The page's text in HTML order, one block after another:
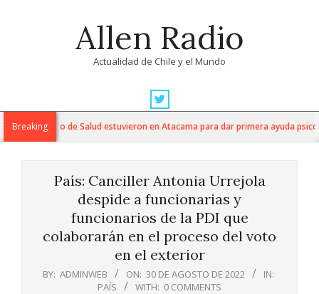
Allen Radio
Actualidad de Chile y el Mundo
Navigation
MenuBreaking
Servicio de Salud estuvieron en Atacama para dar primera ayuda
País: Canciller Antonia Urrejola
despide a funcionarias y
funcionarios de la PDI que
colaborarán en el proceso del voto
en el exterior
BY: ADMINWEB ON: 30 DE AGOSTO DE 2022
IN:
PAÍS
WITH: 0 COMMENTS